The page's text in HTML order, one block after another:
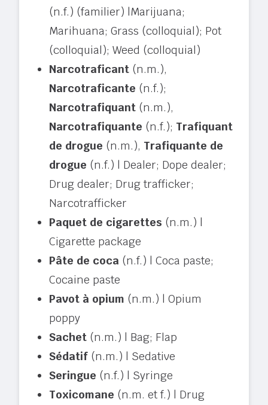
(n.f.) (familier) |Marijuana;
Marihuana; Grass (colloquial); Pot
(colloquial); Weed (colloquial)
Narcotraficant (n.m.),
Narcotraficante (n.f.);
Narcotrafiquant (n.m.),
Narcotrafiquante (n.f.); Trafiquant
de drogue (n.m.), Trafiquante de
drogue (n.f.) | Dealer; Dope dealer;
Drug dealer; Drug trafficker;
Narcotrafficker
Paquet de cigarettes (n.m.) |
Cigarette package
Pâte de coca (n.f.) | Coca paste;
Cocaine paste
Pavot à opium (n.m.) | Opium
poppy
Sachet (n.m.) | Bag; Flap
Sédatif (n.m.) | Sedative
Seringue (n.f.) | Syringe
Toxicomane (n.m. et f.) | Drug